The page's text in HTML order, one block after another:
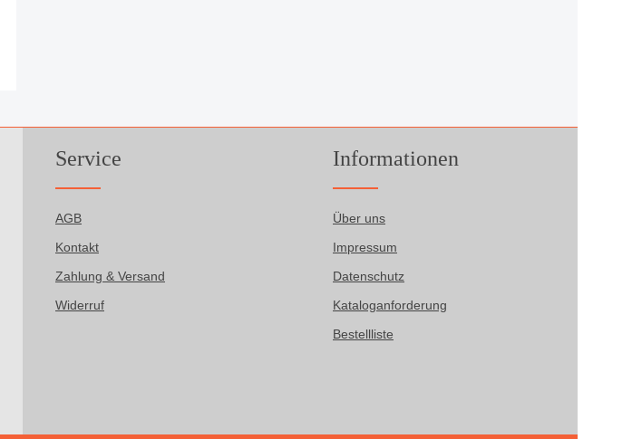
Service
AGB
Kontakt
Zahlung & Versand
Widerruf
Informationen
Über uns
Impressum
Datenschutz
Kataloganforderung
Bestellliste